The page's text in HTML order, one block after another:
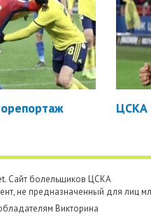
ЦСКА
Cайт болельщиков ЦСКА
не предназначенный для лиц
Викторина